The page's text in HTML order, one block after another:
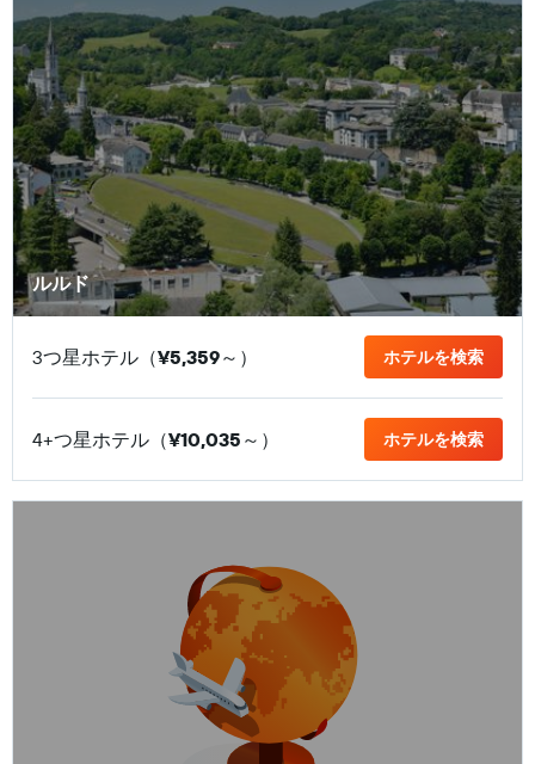
ルルド
3つ星ホテル（¥5,359​～） ホテルを検索
4+つ星ホテル（¥10,035 ​～） ホテルを検索